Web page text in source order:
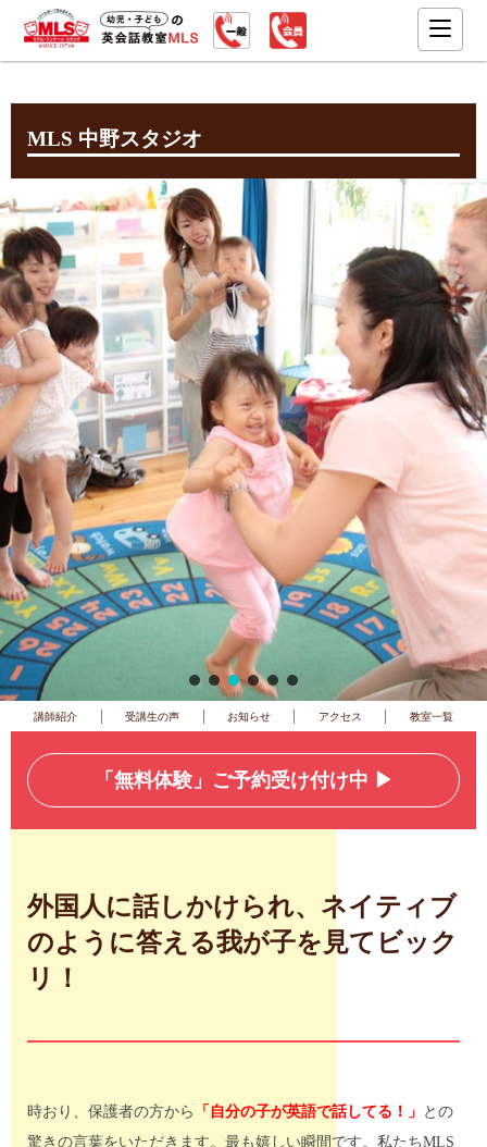
MLS 中野スタジオ
講師紹介 受講生の声 お知らせ アクセス 教室一覧
「無料体験」ご予約受け付け中 ▶︎
外国人に話しかけられ、ネイティブ
のように答える我が子を見てビック
リ！
時おり、保護者の方から 「自分の子が英語で話してる！」 との
驚きの言葉をいただきます。最も嬉しい瞬間です。私たちMLS